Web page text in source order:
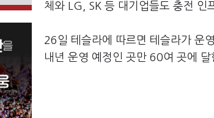
체와 LG, SK 등 대기업들도 충전 인
26일 테슬라에 따르면 테슬라가 운
내년 운영 예정인 곳만 60여 곳에 달